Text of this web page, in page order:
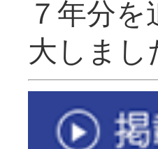
７年分
大し